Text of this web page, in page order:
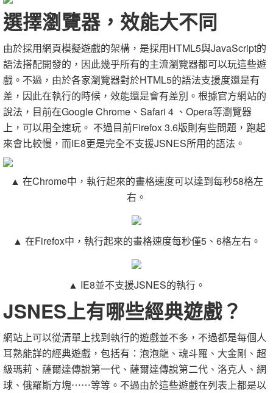
選擇瀏覽器，效能大不同
由於採用網頁模擬遊戲的架構，是採用HTML5與JavaScript的
語法搭配開發的，因此幾乎所有的主流瀏覽器都可以玩這些遊
戲。不過，由於各家瀏覽器對於HTML5的語法支援度還是有
差，因此在執行的時候，效能還是會有差別。根據官方網站的
說法，目前在Google Chrome、Safari 4 、Opera等瀏覽器
上，可以用全速玩。 不過目前Firefox 3.6版則有些問題，跑起
來會比較慢，而IE8更是完全不支援JSNES所用的語法。
▲ 在Chrome中，執行起來的畫格速度可以達到每秒58格左
右。
▲ 在Firefox中，執行起來的畫格速度每秒僅5、6格左右。
▲ IE8並不支援JSNES的執行。
JSNES上有哪些經典遊戲？
網站上可以從清單上找到執行的遊戲並不多，不過都是每個人
耳熟能詳的經典遊戲，包括有：泡泡龍、魂斗羅、大金剛、超
級瑪莉、薩爾達傳說第一代、薩爾達傳說第二代、洛克人、網
球、俄羅斯方塊⋯⋯等等。不過由於這些遊戲在列表上都是以